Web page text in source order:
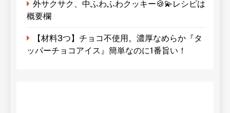
外サクサク、中ふわふわクッキー🍪💫レシピは
概要欄
【材料3つ】チョコ不使用。濃厚なめらか『タ
ッパーチョコアイス』簡単なのに1番旨い！